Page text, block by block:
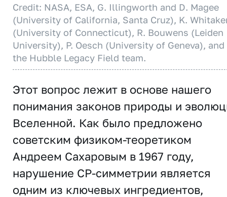
Credit: NASA, ESA, G. Illingworth and D. Magee
(University of California, Santa Cruz), K.
(University of Connecticut), R. Bouwens (Leiden
University), P. Oesch (University of Geneva), and
the Hubble Legacy Field team.
Этот вопрос лежит в основе нашего
понимания законов природы и
Вселенной. Как было предложено
советским физиком-теоретиком
Андреем Сахаровым в 1967 году,
нарушение CP-симметрии является
одним из ключевых ингредиентов,